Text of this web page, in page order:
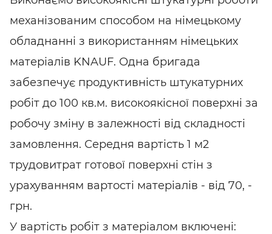
механізованим способом на німецькому
обладнанні з використанням німецьких
матеріалів KNAUF. Одна бригада
забезпечує продуктивність штукатурних
робіт до 100 кв.м. високоякісної поверхні за
робочу зміну в залежності від складності
замовлення. Середня вартість 1 м2
трудовитрат готової поверхні стін з
урахуванням вартості матеріалів - від 70, -
грн.
У вартість робіт з матеріалом включені: